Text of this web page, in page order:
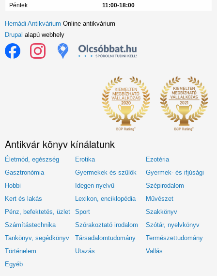
Péntek
11:00-18:00
Hernádi Antikvárium Online antikvárium
Drupal alapú webhely
Antikvár könyv kínálatunk
Életmód, egészség Erotika
Ezotéria
Gasztronómia
Gyermekek és szülők
Gyermek- és ifjúsági
Hobbi
Idegen nyelvű
Szépirodalom
Kert és lakás
Lexikon, enciklopédia
Művészet
Pénz, befektetés, üzlet
Sport
Szakkönyv
Számítástechnika
Szórakoztató irodalom
Szótár, nyelvkönyv
Tankönyv, segédkönyv
Társadalomtudomány
Természettudomány
Történelem
Utazás
Vallás
Egyéb